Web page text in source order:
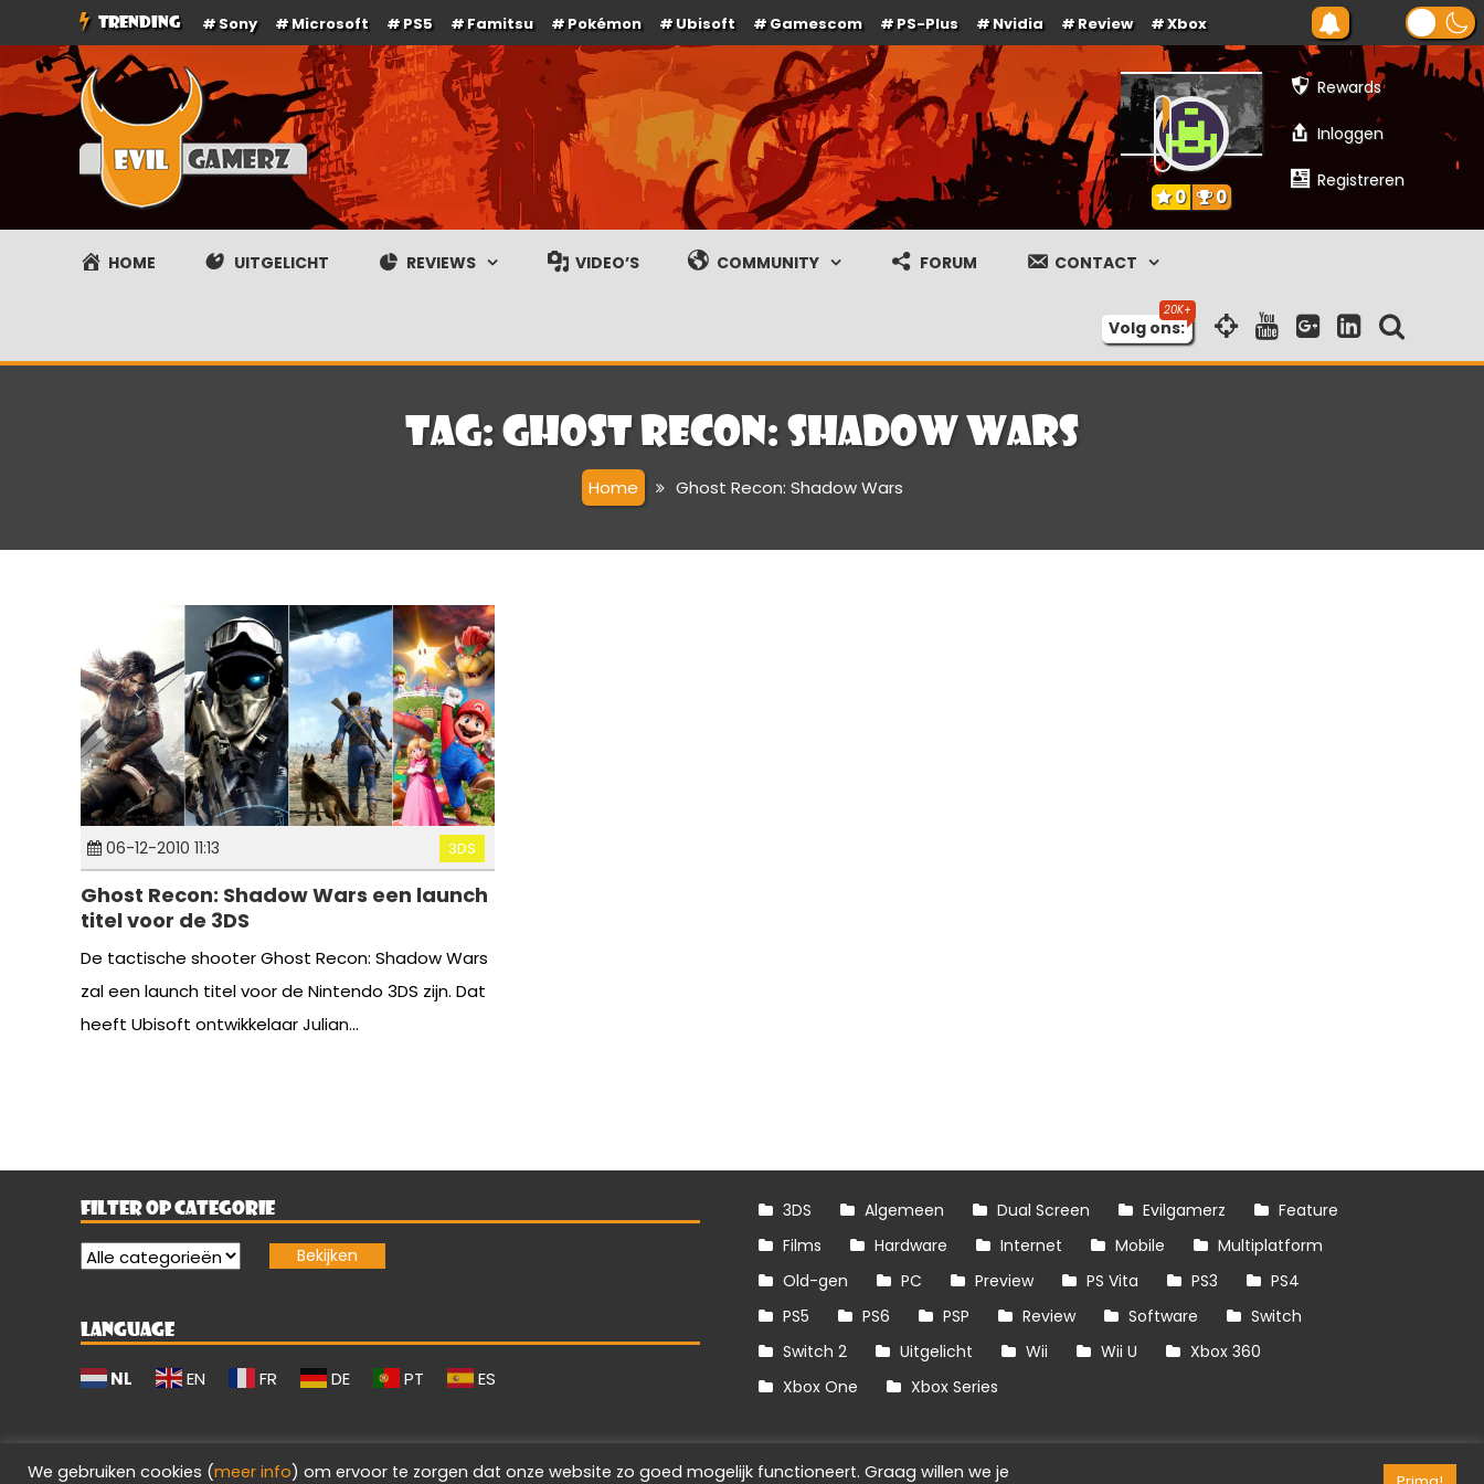
naar
de
TRENDING Sony Microsoft PS5 Famitsu Pokémon Ubisoft Gamescom PS-Plus Nvidia Review Xbox
Evilgamerz
Het meest interessante game nieuws, reviews, coverage en gameplay streams
Rewards
Inloggen
Registreren
0 0
HOME UITGELICHT REVIEWS VIDEO’S COMMUNITY FORUM CONTACT
Volg ons:
Tag: Ghost Recon: Shadow Wars
Home Ghost Recon: Shadow Wars
06-12-2010 11:13 3DS
Ghost Recon: Shadow Wars een launch
titel voor de 3DS
De tactische shooter Ghost Recon: Shadow Wars
zal een launch titel voor de Nintendo 3DS zijn. Dat
heeft Ubisoft ontwikkelaar Julian...
FILTER OP CATEGORIE
LANGUAGE
NL EN FR DE PT ES
3DS Algemeen Dual Screen Evilgamerz
Feature
Films
Hardware Internet Mobile
Multiplatform
Old-gen
PC Preview PS Vita PS3
PS4
PS5
PS6 PSP Review Software
Switch
Switch 2
Uitgelicht Wii Wii U
Xbox 360
Xbox One
Xbox Series
We gebruiken cookies (meer info) om ervoor te zorgen dat onze website zo goed mogelijk functioneert. Graag willen we je